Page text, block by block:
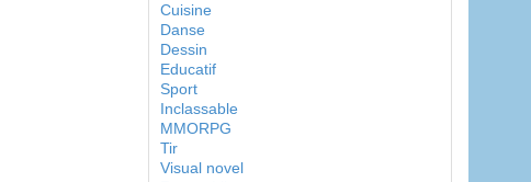
Cuisine
Danse
Dessin
Educatif
Sport
Inclassable
MMORPG
Tir
Visual novel